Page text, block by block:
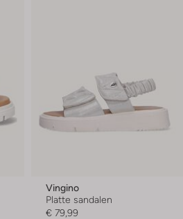
Vingino
Platte sandalen
€ 79,99